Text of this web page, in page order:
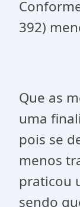
392)
Que as
uma
pois se
menos
praticou
sendo